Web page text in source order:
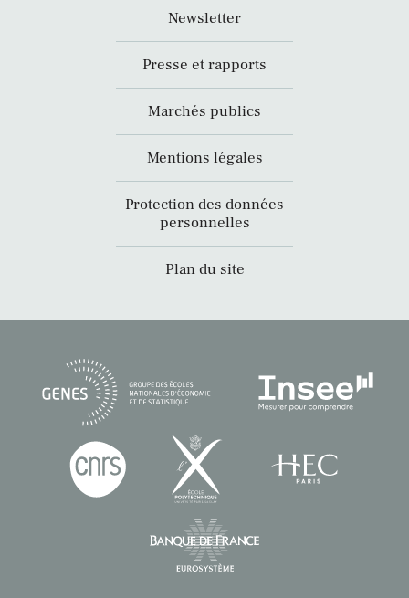
Newsletter
Presse et rapports
Marchés publics
Mentions légales
Protection des données
personnelles
Plan du site